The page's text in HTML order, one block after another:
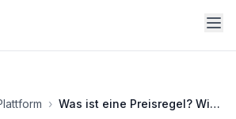
› Was ist eine Preisregel? Wie kann ich eine Preisregel festlegen und ignorieren?